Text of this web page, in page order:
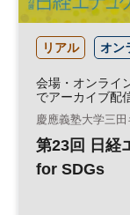
リアル オン
会場・オンライ
でアーカイブ配
慶應義塾大学三田
第23回 日経
for SDGs